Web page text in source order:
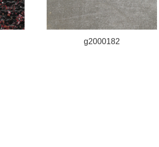
g2000182